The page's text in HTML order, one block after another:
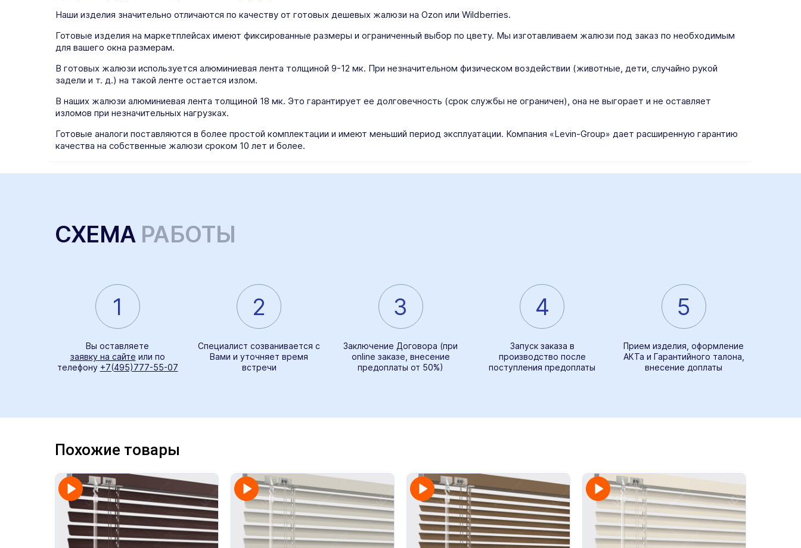
Наши изделия значительно отличаются по качеству от готовых дешевых жалюзи на Ozon или Wildberries.
Готовые изделия на маркетплейсах имеют фиксированные размеры и ограниченный выбор по цвету. Мы изготавливаем жалюзи под заказ по необходимым
для вашего окна размерам.
В готовых жалюзи используется алюминиевая лента толщиной 9-12 мк. При незначительном физическом воздействии (животные, дети, случайно рукой
задели и т. д.) на такой ленте остается излом.
В наших жалюзи алюминиевая лента толщиной 18 мк. Это гарантирует ее долговечность (срок службы не ограничен), она не выгорает и не оставляет
изломов при незначительных нагрузках.
Готовые аналоги поставляются в более простой комплектации и имеют меньший период эксплуатации. Компания «Levin-Group» дает расширенную гарантию
качества на собственные жалюзи сроком 10 лет и более.
СХЕМА РАБОТЫ
1
Вы оставляете
заявку на сайте или по
телефону +7(495)777-55-07
2
Специалист созванивается с
Вами и уточняет время
встречи
3
Заключение Договора (при
online заказе, внесение
предоплаты от 50%)
4
Запуск заказа в
производство после
поступления предоплаты
5
Прием изделия, оформление
АКТа и Гарантийного талона,
внесение доплаты
Похожие товары